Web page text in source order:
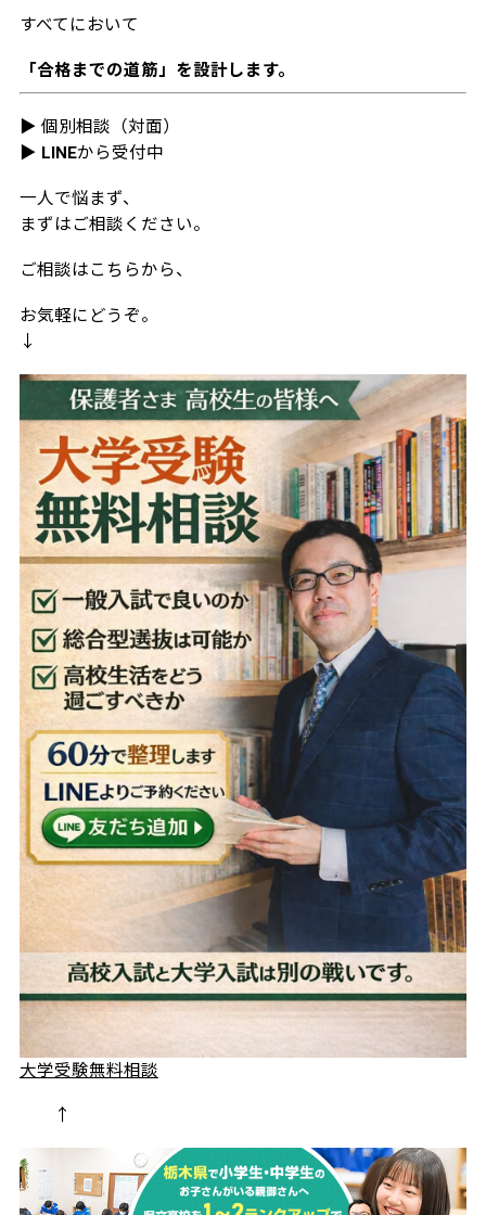
すべてにおいて
「合格までの道筋」を設計します。
▶ 個別相談（対面）
▶ LINEから受付中
一人で悩まず、
まずはご相談ください。
ご相談はこちらから、
お気軽にどうぞ。
↓
大学受験無料相談
↑